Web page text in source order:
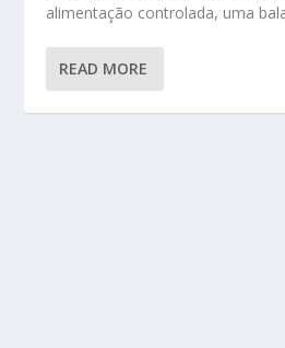
alimentação controlada, uma
READ MORE